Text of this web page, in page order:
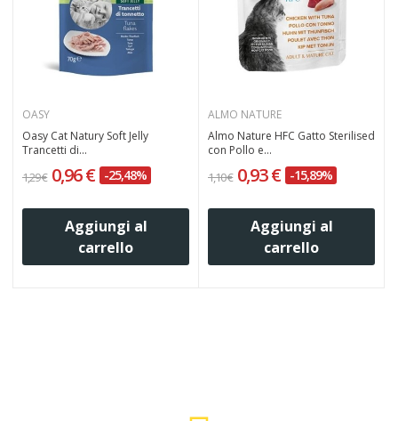
OASY
Oasy Cat Natury Soft Jelly
Trancetti di...
1,29 € 0,96 € -25,48%
Aggiungi al
carrello
ALMO NATURE
Almo Nature HFC Gatto Sterilised
con Pollo e...
1,10 € 0,93 € -15,89%
Aggiungi al
carrello